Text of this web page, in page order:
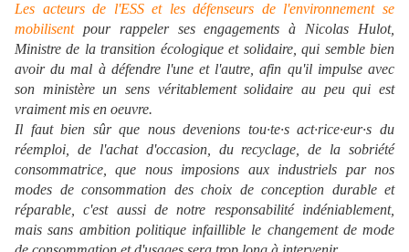
Les acteurs de l'ESS et les défenseurs de l'environnement se
mobilisentpour rappeler ses engagements à Nicolas Hulot,
Ministre de la transition écologique et solidaire, qui semble bien
avoir du mal à défendre l'une et l'autre, afin qu'il impulse avec
son ministère un sens véritablement solidaire au peu qui est
vraiment mis en oeuvre.
Il faut bien sûr que nous devenions tou·te·s act·rice·eur·s du
réemploi, de l'achat d'occasion, du recyclage, de la sobriété
consommatrice, que nous imposions aux industriels par nos
modes de consommation des choix de conception durable et
réparable, c'est aussi de notre responsabilité indéniablement,
mais sans ambition politique infaillible le changement de mode